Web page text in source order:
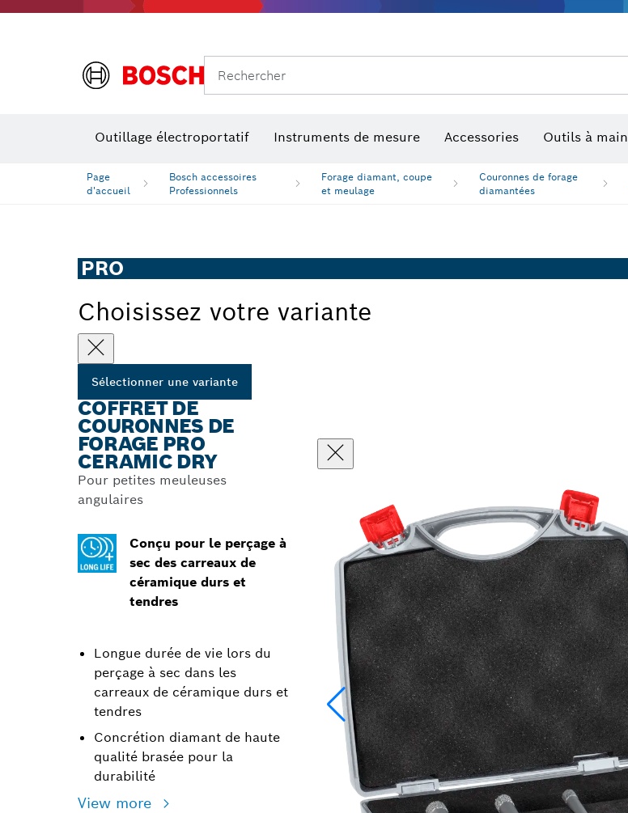
Rechercher
Outillage électroportatif Instruments de mesure Accessories Outils à main
Page
d'accueil
Bosch accessoires
Professionnels
Forage diamant, coupe
et meulage
Couronnes de forage
diamantées
PRO
Choisissez votre variante
Sélectionner une variante
COFFRET DE
COURONNES DE
FORAGE PRO
CERAMIC DRY
Pour petites meuleuses
angulaires
Conçu pour le perçage à
sec des carreaux de
céramique durs et
tendres
Longue durée de vie lors du
perçage à sec dans les
carreaux de céramique durs et
tendres
Concrétion diamant de haute
qualité brasée pour la
durabilité
View more